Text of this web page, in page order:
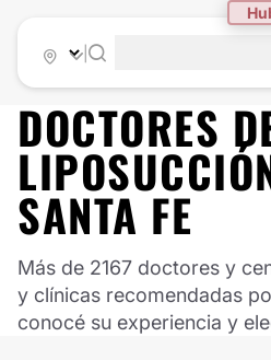
DOCTORES
SANTA FE
Más de 2167 doctores y
y clínicas recomendadas
conocé su experiencia y